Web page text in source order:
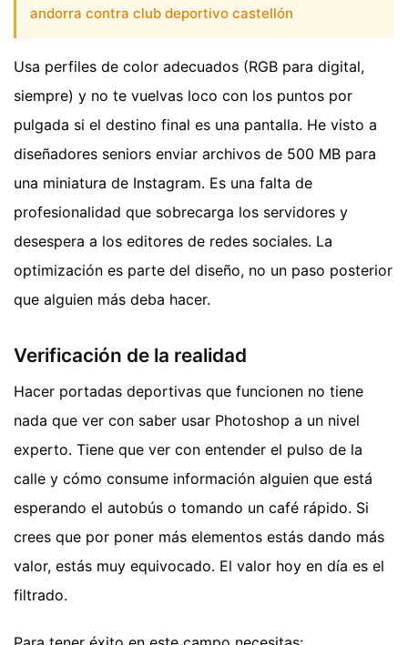
andorra contra club deportivo castellón
Usa perfiles de color adecuados (RGB para digital,
siempre) y no te vuelvas loco con los puntos por
pulgada si el destino final es una pantalla. He visto a
diseñadores seniors enviar archivos de 500 MB para
una miniatura de Instagram. Es una falta de
profesionalidad que sobrecarga los servidores y
desespera a los editores de redes sociales. La
optimización es parte del diseño, no un paso posterior
que alguien más deba hacer.
Verificación de la realidad
Hacer portadas deportivas que funcionen no tiene
nada que ver con saber usar Photoshop a un nivel
experto. Tiene que ver con entender el pulso de la
calle y cómo consume información alguien que está
esperando el autobús o tomando un café rápido. Si
crees que por poner más elementos estás dando más
valor, estás muy equivocado. El valor hoy en día es el
filtrado.